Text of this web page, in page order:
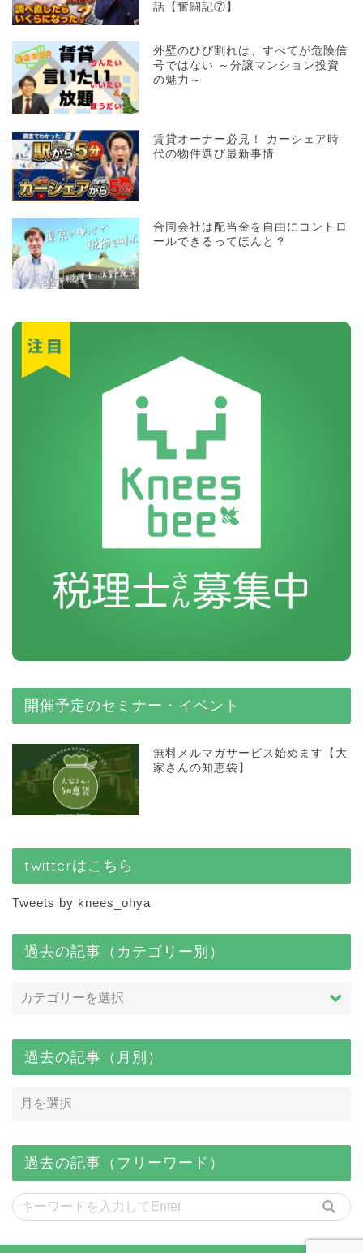
話【奮闘記⑦】
外壁のひび割れは、すべてが危険信
号ではない ～分譲マンション投資
の魅力～
賃貸オーナー必見！ カーシェア時
代の物件選び最新事情
合同会社は配当金を自由にコントロ
ールできるってほんと？
開催予定のセミナー・イベント
無料メルマガサービス始めます【大
家さんの知恵袋】
twitterはこちら
Tweets by knees_ohya
過去の記事（カテゴリー別）
過去の記事（月別）
過去の記事（フリーワード）